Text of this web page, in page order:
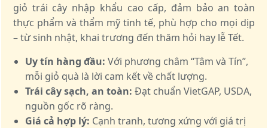
giỏ trái cây nhập khẩu cao cấp, đảm bảo an toàn
thực phẩm và thẩm mỹ tinh tế, phù hợp cho mọi dịp
– từ sinh nhật, khai trương đến thăm hỏi hay lễ Tết.
Uy tín hàng đầu: Với phương châm “Tâm và Tín”,
mỗi giỏ quà là lời cam kết về chất lượng.
Trái cây sạch, an toàn: Đạt chuẩn VietGAP, USDA,
nguồn gốc rõ ràng.
Giá cả hợp lý: Cạnh tranh, tương xứng với giá trị